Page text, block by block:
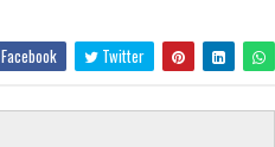
Facebook Twitter